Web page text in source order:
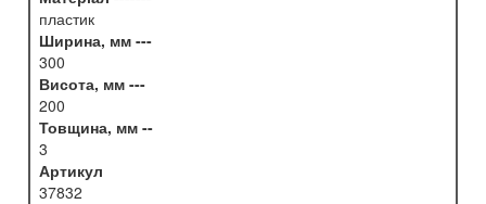
пластик
Ширина, мм ---
300
Висота, мм ---
200
Товщина, мм --
3
Артикул
37832